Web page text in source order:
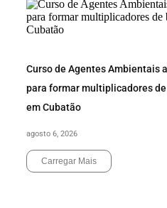
Curso de Agentes Ambientais
para formar multiplicadores
em Cubatão
agosto 6, 2026
Carregar Mais